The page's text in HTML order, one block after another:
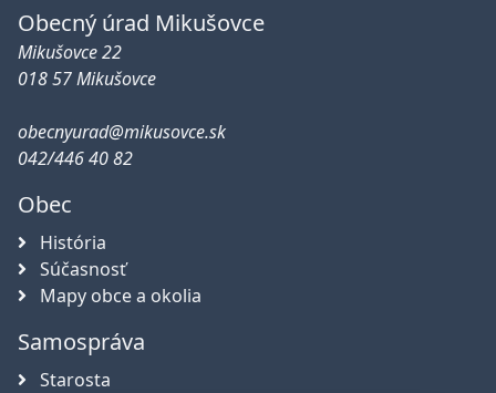
Obecný úrad Mikušovce
Mikušovce 22
018 57 Mikušovce
obecnyurad@mikusovce.sk
042/446 40 82
Obec
História
Súčasnosť
Mapy obce a okolia
Samospráva
Starosta